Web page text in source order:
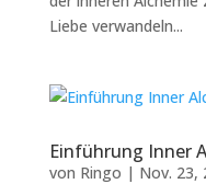
Liebe verwandeln...
Einführung Inner
von Ringo | Nov. 23,